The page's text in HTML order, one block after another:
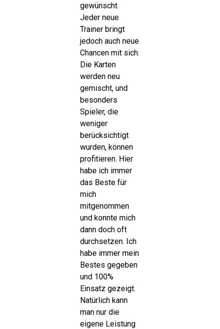
gewünscht.
Jeder neue
Trainer bringt
jedoch auch neue
Chancen mit sich.
Die Karten
werden neu
gemischt, und
besonders
Spieler, die
weniger
berücksichtigt
wurden, können
profitieren. Hier
habe ich immer
das Beste für
mich
mitgenommen
und konnte mich
dann doch oft
durchsetzen. Ich
habe immer mein
Bestes gegeben
und 100%
Einsatz gezeigt.
Natürlich kann
man nur die
eigene Leistung